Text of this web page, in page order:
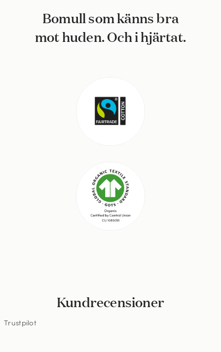
Bomull som känns bra
mot huden. Och i hjärtat.
Kundrecensioner
Trustpilot